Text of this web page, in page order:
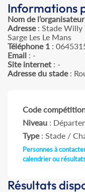
Informations
Nom de l’organisateur
Adresse: Stade Willy
Sarge Les Le Mans
Téléphone 1 :
Email : -
Site internet : -
Adresse du stade:
Code
Niveau :
Type: Stade /
Personnes à
calendrier ou
Résultats